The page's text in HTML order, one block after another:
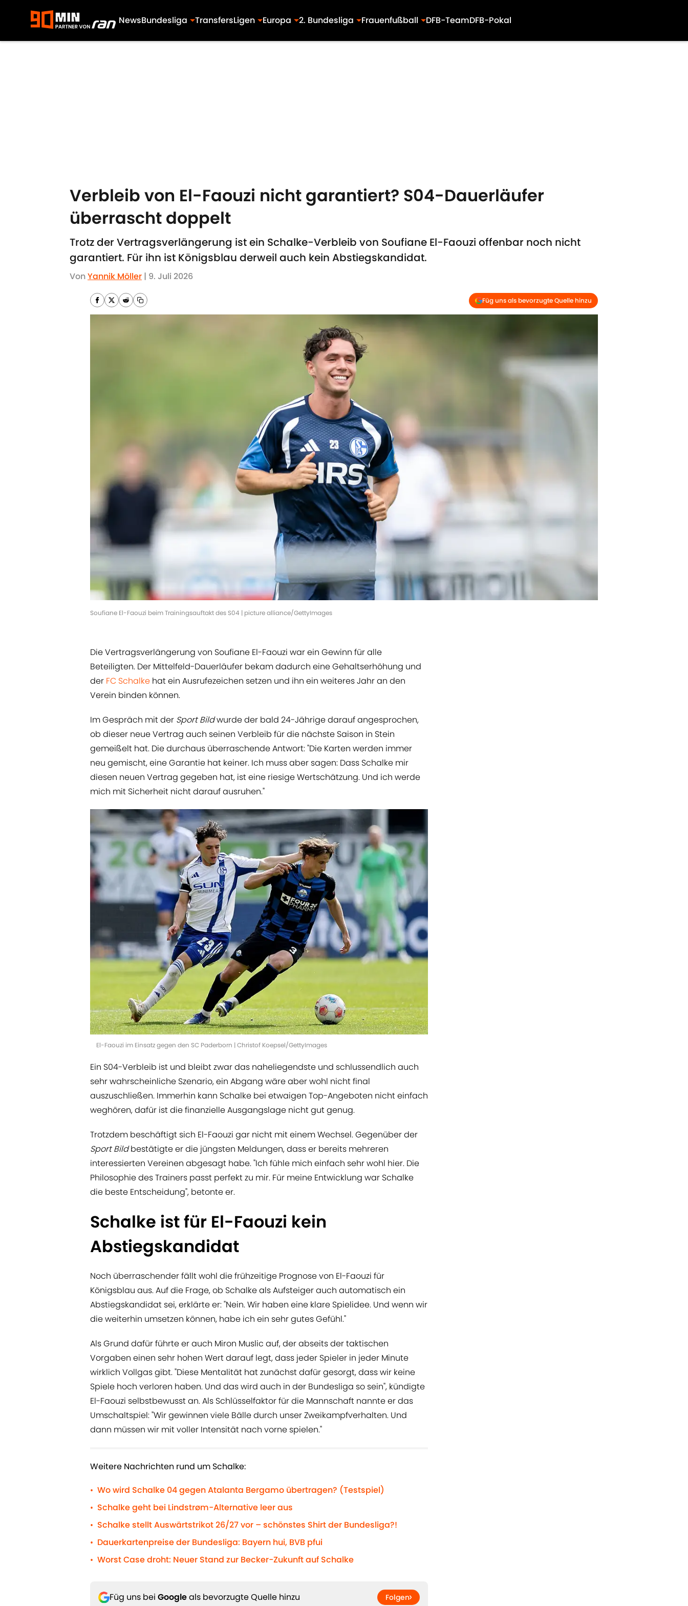
NewsBundesliga TransfersLigen Europa 2. Bundesliga Frauenfußball DFB-TeamDFB-Pokal
Verbleib von El-Faouzi nicht garantiert? S04-Dauerläufer
überrascht doppelt
Trotz der Vertragsverlängerung ist ein Schalke-Verbleib von Soufiane El-Faouzi offenbar noch nicht
garantiert. Für ihn ist Königsblau derweil auch kein Abstiegskandidat.
VonYannik Möller | 9. Juli 2026
Füg uns als bevorzugte Quelle hinzu
Soufiane El-Faouzi beim Trainingsauftakt des S04 | picture alliance/GettyImages
Die Vertragsverlängerung von Soufiane El-Faouzi war ein Gewinn für alle
Beteiligten. Der Mittelfeld-Dauerläufer bekam dadurch eine Gehaltserhöhung und
der FC Schalke hat ein Ausrufezeichen setzen und ihn ein weiteres Jahr an den
Verein binden können.
Im Gespräch mit der Sport Bildwurde der bald 24-Jährige darauf angesprochen,
ob dieser neue Vertrag auch seinen Verbleib für die nächste Saison in Stein
gemeißelt hat. Die durchaus überraschende Antwort: "Die Karten werden immer
neu gemischt, eine Garantie hat keiner. Ich muss aber sagen: Dass Schalke mir
diesen neuen Vertrag gegeben hat, ist eine riesige Wertschätzung. Und ich werde
mich mit Sicherheit nicht darauf ausruhen."
El-Faouzi im Einsatz gegen den SC Paderborn | Christof Koepsel/GettyImages
Ein S04-Verbleib ist und bleibt zwar das naheliegendste und schlussendlich auch
sehr wahrscheinliche Szenario, ein Abgang wäre aber wohl nicht final
auszuschließen. Immerhin kann Schalke bei etwaigen Top-Angeboten nicht einfach
weghören, dafür ist die finanzielle Ausgangslage nicht gut genug.
Trotzdem beschäftigt sich El-Faouzi gar nicht mit einem Wechsel. Gegenüber der
Sport Bildbestätigte er die jüngsten Meldungen, dass er bereits mehreren
interessierten Vereinen abgesagt habe. "Ich fühle mich einfach sehr wohl hier. Die
Philosophie des Trainers passt perfekt zu mir. Für meine Entwicklung war Schalke
die beste Entscheidung", betonte er.
Schalke ist für El-Faouzi kein
Abstiegskandidat
Noch überraschender fällt wohl die frühzeitige Prognose von El-Faouzi für
Königsblau aus. Auf die Frage, ob Schalke als Aufsteiger auch automatisch ein
Abstiegskandidat sei, erklärte er: "Nein. Wir haben eine klare Spielidee. Und wenn wir
die weiterhin umsetzen können, habe ich ein sehr gutes Gefühl."
Als Grund dafür führte er auch Miron Muslic auf, der abseits der taktischen
Vorgaben einen sehr hohen Wert darauf legt, dass jeder Spieler in jeder Minute
wirklich Vollgas gibt. "Diese Mentalität hat zunächst dafür gesorgt, dass wir keine
Spiele hoch verloren haben. Und das wird auch in der Bundesliga so sein", kündigte
El-Faouzi selbstbewusst an. Als Schlüsselfaktor für die Mannschaft nannte er das
Umschaltspiel: "Wir gewinnen viele Bälle durch unser Zweikampfverhalten. Und
dann müssen wir mit voller Intensität nach vorne spielen."
Weitere Nachrichten rund um Schalke:
• Wo wird Schalke 04 gegen Atalanta Bergamo übertragen? (Testspiel)
• Schalke geht bei Lindstrøm-Alternative leer aus
• Schalke stellt Auswärtstrikot 26/27 vor – schönstes Shirt der Bundesliga?!
• Dauerkartenpreise der Bundesliga: Bayern hui, BVB pfui
• Worst Case droht: Neuer Stand zur Becker-Zukunft auf Schalke
Füg uns bei Googleals bevorzugte Quelle hinzu Folgen